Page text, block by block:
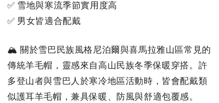
✅ 雪地與寒流季節實用度高
✅ 男女皆適合配戴
🏔 關於雪巴民族風格尼泊爾與喜馬拉雅山區常見的
傳統羊毛帽，靈感來自高山民族冬季保暖穿搭。許
多登山者與雪巴人於寒冷地區活動時，皆會配戴類
似護耳羊毛帽，兼具保暖、防風與舒適包覆感。